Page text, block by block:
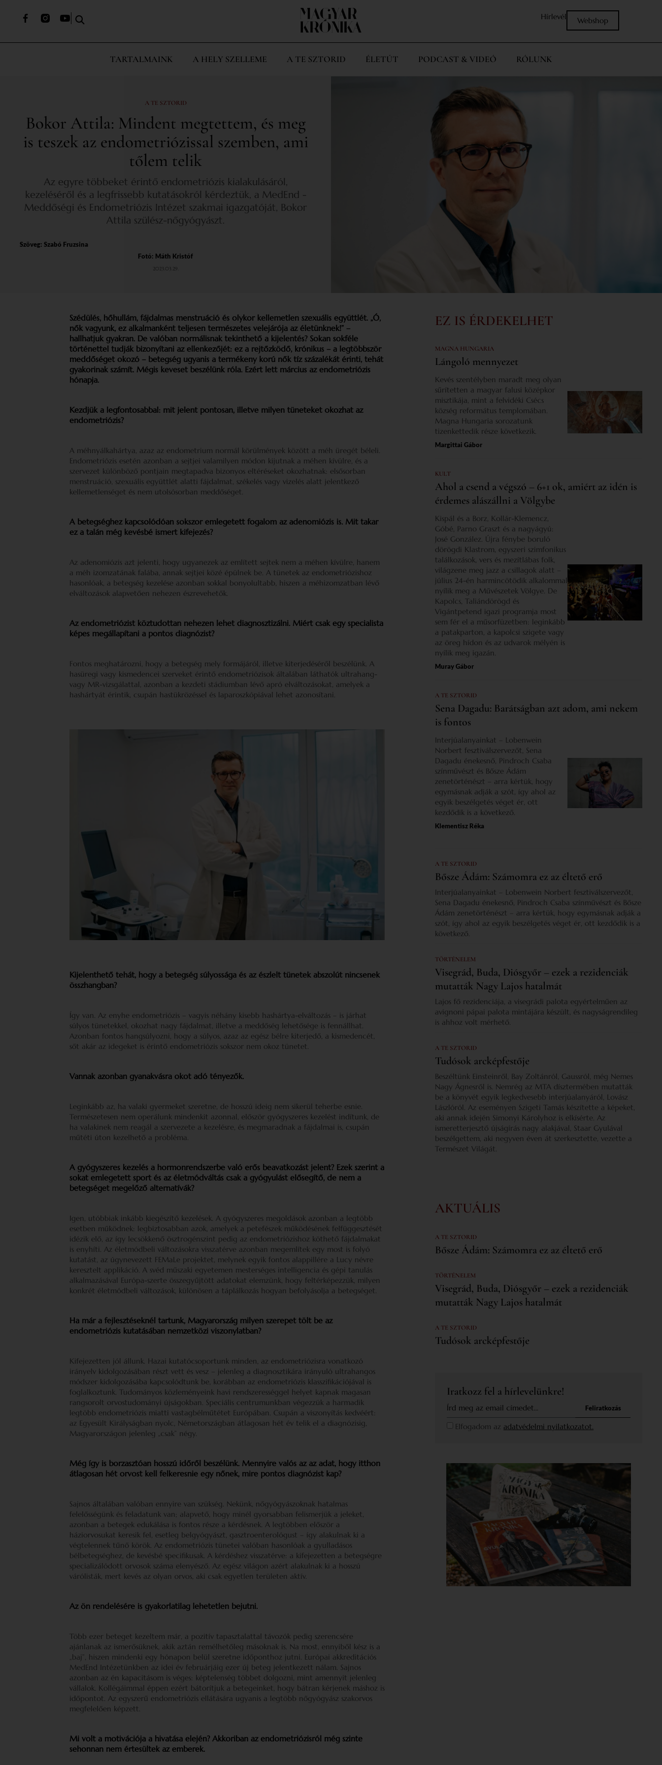
Hírlevél Webshop
TARTALMAINK A HELY SZELLEME A TE SZTORID ÉLETÚT PODCAST & VIDEÓ RÓLUNK
A TE SZTORID
Bokor Attila: Mindent megtettem, és meg
is teszek az endometriózissal szemben, ami
tőlem telik
Az egyre többeket érintő endometriózis kialakulásáról,
kezeléséről és a legfrissebb kutatásokról kérdeztük, a MedEnd -
Meddőségi és Endometriózis Intézet szakmai igazgatóját, Bokor
Attila szülész-nőgyógyászt.
Szöveg: Szabó Fruzsina
Fotó: Máth Kristóf
2023.03.29.
Szédülés, hőhullám, fájdalmas menstruáció és olykor kellemetlen szexuális együttlét. „Ó,
nők vagyunk, ez alkalmanként teljesen természetes velejárója az életünknek!” –
hallhatjuk gyakran. De valóban normálisnak tekinthető a kijelentés? Sokan sokféle
történettel tudják bizonyítani az ellenkezőjét: ez a rejtőzködő, krónikus – a legtöbbször
meddőséget okozó – betegség ugyanis a termékeny korú nők tíz százalékát érinti, tehát
gyakorinak számít. Mégis keveset beszélünk róla. Ezért lett március az endometriózis
hónapja.
Kezdjük a legfontosabbal: mit jelent pontosan, illetve milyen tüneteket okozhat az
endometriózis?
A méhnyálkahártya, azaz az endometrium normál körülmények között a méh üregét béleli.
Endometriózis esetén azonban a sejtjei valamilyen módon kijutnak a méhen kívülre, és a
szervezet különböző pontjain megtapadva bizonyos eltéréseket okozhatnak: elsősorban
menstruáció, szexuális együttlét alatti fájdalmat, székelés vagy vizelés alatt jelentkező
kellemetlenséget és nem utolsósorban meddőséget.
A betegséghez kapcsolódóan sokszor emlegetett fogalom az adenomiózis is. Mit takar
ez a talán még kevésbé ismert kifejezés?
Az adenomiózis azt jelenti, hogy ugyanezek az említett sejtek nem a méhen kívülre, hanem
a méh izomzatának falába, annak sejtjei közé épülnek be. A tünetek az endometriózishoz
hasonlóak, a betegség kezelése azonban sokkal bonyolultabb, hiszen a méhizomzatban lévő
elváltozások alapvetően nehezen észrevehetők.
Az endometriózist köztudottan nehezen lehet diagnosztizálni. Miért csak egy specialista
képes megállapítani a pontos diagnózist?
Fontos meghatározni, hogy a betegség mely formájáról, illetve kiterjedéséről beszélünk. A
hasüregi vagy kismedencei szerveket érintő endometriózisok általában láthatók ultrahang-
vagy MR-vizsgálattal, azonban a kezdeti stádiumban lévő apró elváltozásokat, amelyek a
hashártyát érintik, csupán hastükrözéssel és laparoszkópiával lehet azonosítani.
Kijelenthető tehát, hogy a betegség súlyossága és az észlelt tünetek abszolút nincsenek
összhangban?
Így van. Az enyhe endometriózis – vagyis néhány kisebb hashártya-elváltozás – is járhat
súlyos tünetekkel, okozhat nagy fájdalmat, illetve a meddőség lehetősége is fennállhat.
Azonban fontos hangsúlyozni, hogy a súlyos, azaz az egész bélre kiterjedő, a kismedencét,
sőt akár az idegeket is érintő endometriózis sokszor nem okoz tünetet.
Vannak azonban gyanakvásra okot adó tényezők.
Leginkább az, ha valaki gyermeket szeretne, de hosszú ideig nem sikerül teherbe esnie.
Természetesen nem operálunk mindenkit azonnal, először gyógyszeres kezelést indítunk, de
ha valakinek nem reagál a szervezete a kezelésre, és megmaradnak a fájdalmai is, csupán
műtéti úton kezelhető a probléma.
A gyógyszeres kezelés a hormonrendszerbe való erős beavatkozást jelent? Ezek szerint a
sokat emlegetett sport és az életmódváltás csak a gyógyulást elősegítő, de nem a
betegséget megelőző alternatívák?
Igen, utóbbiak inkább kiegészítő kezelések. A gyógyszeres megoldások azonban a legtöbb
esetben működnek: legbiztosabban azok, amelyek a petefészek működésének felfüggesztését
idézik elő, az így lecsökkenő ösztrogénszint pedig az endometriózishoz köthető fájdalmakat
is enyhíti. Az életmódbeli változásokra visszatérve azonban megemlítek egy most is folyó
kutatást, az úgynevezett FEMaLe projektet, melynek egyik fontos alappillére a Lucy névre
keresztelt applikáció. A svéd műszaki egyetemen mesterséges intelligencia és gépi tanulás
alkalmazásával Európa-szerte összegyűjtött adatokat elemzünk, hogy feltérképezzük, milyen
konkrét életmódbeli változások, különösen a táplálkozás hogyan befolyásolja a betegséget.
Ha már a fejlesztéseknél tartunk, Magyarország milyen szerepet tölt be az
endometriózis kutatásában nemzetközi viszonylatban?
Kifejezetten jól állunk. Hazai kutatócsoportunk minden, az endometriózisra vonatkozó
irányelv kidolgozásában részt vett és vesz – jelenleg a diagnosztikára irányuló ultrahangos
módszer kidolgozásába kapcsolódtunk be, korábban az endometriózis klasszifikációjával is
foglalkoztunk. Tudományos közleményeink havi rendszerességgel helyet kapnak magasan
rangsorolt orvostudományi újságokban. Speciális centrumunkban végezzük a harmadik
legtöbb endometriózis miatti vastagbélműtétet Európában. Csupán a viszonyítás kedvéért:
az Egyesült Királyságban nyolc, Németországban átlagosan hét év telik el a diagnózisig,
Magyarországon jelenleg „csak” négy.
Még így is borzasztóan hosszú időről beszélünk. Mennyire valós az az adat, hogy itthon
átlagosan hét orvost kell felkeresnie egy nőnek, mire pontos diagnózist kap?
Sajnos általában valóban ennyire van szükség. Nekünk, nőgyógyászoknak hatalmas
felelősségünk és feladatunk van; alapvető, hogy minél gyorsabban felismerjük a jeleket,
azonban a betegek edukálása is fontos része a kérdésnek. A legtöbben először a
háziorvosukat keresik fel, esetleg belgyógyászt, gasztroenterológust – így alakulnak ki a
végtelennek tűnő körök. Az endometriózis tünetei valóban hasonlóak a gyulladásos
bélbetegséghez, de kevésbé specifikusak. A kérdéshez visszatérve: a kifejezetten a betegségre
specializálódott orvosok száma elenyésző. Az egész világon azért alakulnak ki a hosszú
várólisták, mert kevés az olyan orvos, aki csak egyetlen területen aktív.
Az ön rendelésére is gyakorlatilag lehetetlen bejutni.
Több ezer beteget kezeltem már, a pozitív tapasztalattal távozók pedig szerencsére
ajánlanak az ismerősüknek, akik aztán remélhetőleg másoknak is. Na most, ennyiből kész is a
„baj”, hiszen mindenki egy hónapon belül szeretne időponthoz jutni. Európai akkreditációs
MedEnd Intézetünkben az idei év februárjáig ezer új beteg jelentkezett nálam. Sajnos
azonban az én kapacitásom is véges: képtelenség többet dolgozni, mint amennyit jelenleg
vállalok. Kollégáimmal éppen ezért bátorítjuk a betegeinket, hogy bátran kérjenek máshoz is
időpontot. Az egyszerű endometriózis ellátására ugyanis a legtöbb nőgyógyász szakorvos
megfelelően képzett.
Mi volt a motivációja a hivatása elején? Akkoriban az endometriózisról még szinte
sehonnan nem értesültek az emberek.
EZ IS ÉRDEKELHET
MAGNA HUNGARIA
Lángoló mennyezet
Kevés szentélyben maradt meg olyan
sűrítetten a magyar falusi középkor
misztikája, mint a felvidéki Csécs
község református templomában.
Magna Hungaria sorozatunk
tizenkettedik része következik.
Margittai Gábor
KULT
Ahol a csend a végszó – 6+1 ok, amiért az idén is
érdemes alászállni a Völgybe
Kispál és a Borz, Kollár-Klemencz,
Góbé, Parno Graszt és a nagyágyú:
José González. Újra fénybe boruló
dörögdi Klastrom, egyszeri szimfonikus
találkozások, vers és mezítlábas folk,
világzene meg jazz a csillagok alatt –
július 24-én harmincötödik alkalommal
nyílik meg a Művészetek Völgye. De
Kapolcs, Taliándörögd és
Vigántpetend igazi programja most
sem fér el a műsorfüzetben: leginkább
a patakparton, a kapolcsi szigete vagy
az öreg hídon és az udvarok mélyén is
nyílik meg igazán.
Muray Gábor
A TE SZTORID
Sena Dagadu: Barátságban azt adom, ami nekem
is fontos
Interjúalanyainkat – Lobenwein
Norbert fesztiválszervezőt, Sena
Dagadu énekesnő, Pindroch Csaba
színművészt és Bősze Ádám
zenetörténészt – arra kértük, hogy
egymásnak adják a szót, így ahol az
egyik beszélgetés véget ér, ott
kezdődik is a következő.
Klementisz Réka
A TE SZTORID
Bősze Ádám: Számomra ez az éltető erő
Interjúalanyainkat – Lobenwein Norbert fesztiválszervezőt,
Sena Dagadu énekesnő, Pindroch Csaba színművészt és Bősze
Ádám zenetörténészt – arra kértük, hogy egymásnak adják a
szót, így ahol az egyik beszélgetés véget ér, ott kezdődik is a
következő.
TÖRTÉNELEM
Visegrád, Buda, Diósgyőr – ezek a rezidenciák
mutatták Nagy Lajos hatalmát
Lajos fő rezidenciája, a visegrádi palota egyértelműen az
avignoni pápai palota mintájára készült, és nagyságrendileg
is ahhoz volt mérhető.
A TE SZTORID
Tudósok arcképfestője
Beszéltünk Einsteinről, Bay Zoltánról, Gaussról, még Nemes
Nagy Ágnesről is. Nemrég az MTA dísztermében mutatták
be a könyvét egyik legkedvesebb interjúalanyáról, Lovász
Lászlóról. Az eseményen Szigeti Tamás készítette a képeket,
aki annak idején Simonyi Károlyhoz is elkísérte. Az
ismeretterjesztő újságírás nagy alakjával, Staar Gyulával
beszélgettem, aki negyven éven át szerkesztette, vezette a
Természet Világát.
AKTUÁLIS
A TE SZTORID
Bősze Ádám: Számomra ez az éltető erő
TÖRTÉNELEM
Visegrád, Buda, Diósgyőr – ezek a rezidenciák
mutatták Nagy Lajos hatalmát
A TE SZTORID
Tudósok arcképfestője
Iratkozz fel a hírlevelünkre!
Elfogadom az adatvédelmi nyilatkozatot.
Feliratkozás